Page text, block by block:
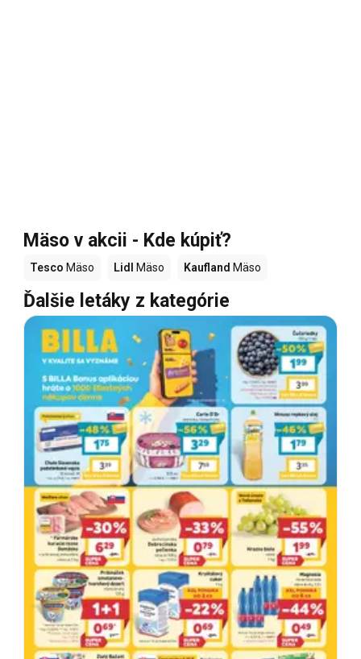
Mäso v akcii - Kde kúpiť?
Tesco Mäso Lidl Mäso Kaufland Mäso
Ďalšie letáky z kategórie